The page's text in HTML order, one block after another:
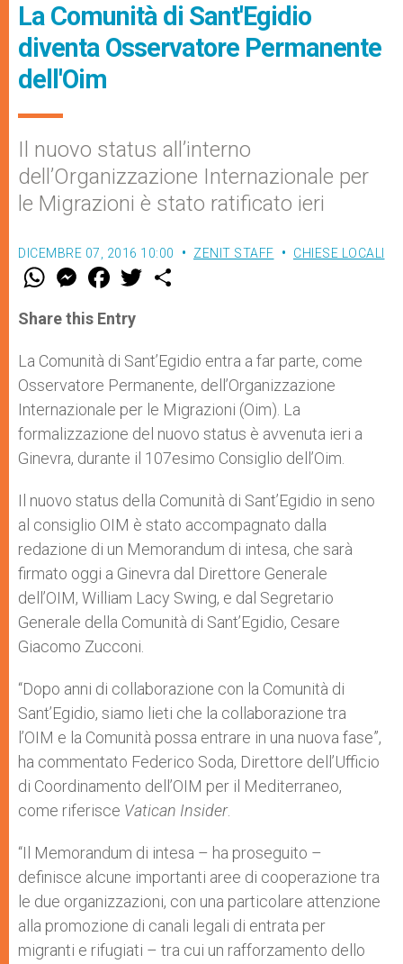
La Comunità di Sant'Egidio
diventa Osservatore Permanente
dell'Oim
Il nuovo status all’interno
dell’Organizzazione Internazionale per
le Migrazioni è stato ratificato ieri
DICEMBRE 07, 2016 10:00 ZENIT STAFF CHIESE LOCALI
W
t
s
p
p
M
e
s
e
g
e
r
F
a
e
b
o
k
w
r
Share this Entry
La Comunità di Sant’Egidio entra a far parte, come
Osservatore Permanente, dell’Organizzazione
Internazionale per le Migrazioni (Oim). La
formalizzazione del nuovo status è avvenuta ieri a
Ginevra, durante il 107esimo Consiglio dell’Oim.
Il nuovo status della Comunità di Sant’Egidio in seno
al consiglio OIM è stato accompagnato dalla
redazione di un Memorandum di intesa, che sarà
firmato oggi a Ginevra dal Direttore Generale
dell’OIM, William Lacy Swing, e dal Segretario
Generale della Comunità di Sant’Egidio, Cesare
Giacomo Zucconi.
“Dopo anni di collaborazione con la Comunità di
Sant’Egidio, siamo lieti che la collaborazione tra
l’OIM e la Comunità possa entrare in una nuova fase”,
ha commentato Federico Soda, Direttore dell’Ufficio
di Coordinamento dell’OIM per il Mediterraneo,
come riferisce Vatican Insider.
“Il Memorandum di intesa – ha proseguito –
definisce alcune importanti aree di cooperazione tra
le due organizzazioni, con una particolare attenzione
alla promozione di canali legali di entrata per
migranti e rifugiati – tra cui un rafforzamento dello